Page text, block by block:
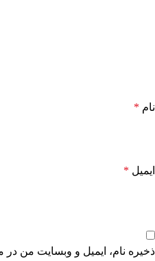
نام *
ایمیل *
ذخیره نام، ایمیل و وبسایت من در